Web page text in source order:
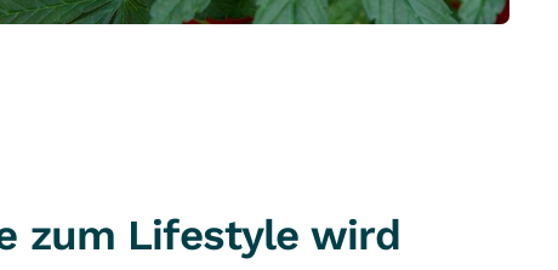
zum Lifestyle wird